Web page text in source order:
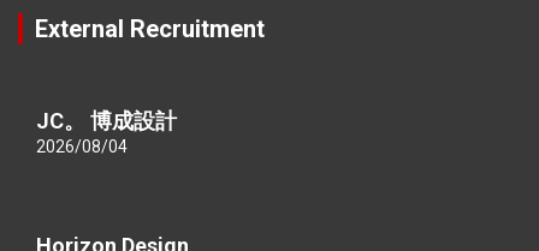
External Recruitment
JC。 博成設計
2026/08/04
Horizon Design